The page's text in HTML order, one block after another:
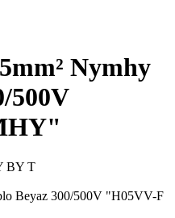
Nymhy
500V
BY T
Beyaz 300/500V "H05VV-F